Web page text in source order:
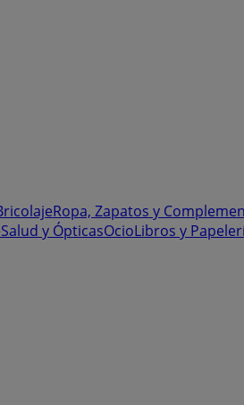
Ropa, Zapatos y
Salud y ÓpticasOcioLibros y